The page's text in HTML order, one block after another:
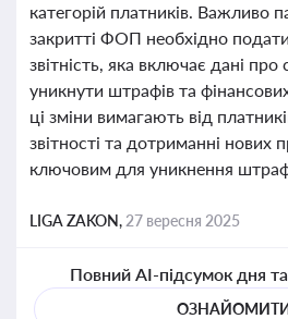
категорій платників. Важливо
закритті ФОП необхідно подати
звітність, яка включає дані
уникнути штрафів та
ці зміни вимагають від
звітності та дотриманні нових
ключовим для уникнення
LIGA ZAKON, 27 вересня 2025
Повний AI-підсумок дня